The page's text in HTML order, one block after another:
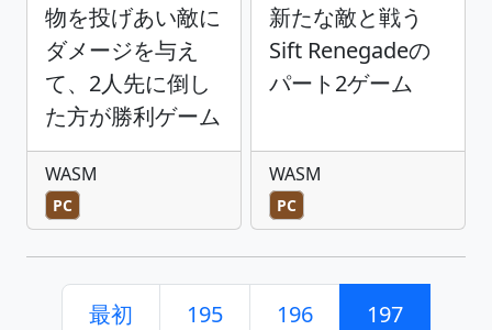
物を投げあい敵に
ダメージを与え
て、2人先に倒し
た方が勝利ゲーム
WASM
PC
新たな敵と戦う
Sift Renegadeの
パート2ゲーム
WASM
PC
最初 195 196 197